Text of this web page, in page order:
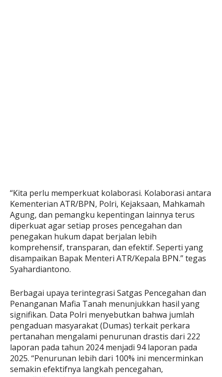
“Kita perlu memperkuat kolaborasi. Kolaborasi antara
Kementerian ATR/BPN, Polri, Kejaksaan, Mahkamah
Agung, dan pemangku kepentingan lainnya terus
diperkuat agar setiap proses pencegahan dan
penegakan hukum dapat berjalan lebih
komprehensif, transparan, dan efektif. Seperti yang
disampaikan Bapak Menteri ATR/Kepala BPN.” tegas
Syahardiantono.
Berbagai upaya terintegrasi Satgas Pencegahan dan
Penanganan Mafia Tanah menunjukkan hasil yang
signifikan. Data Polri menyebutkan bahwa jumlah
pengaduan masyarakat (Dumas) terkait perkara
pertanahan mengalami penurunan drastis dari 222
laporan pada tahun 2024 menjadi 94 laporan pada
2025. “Penurunan lebih dari 100% ini mencerminkan
semakin efektifnya langkah pencegahan,